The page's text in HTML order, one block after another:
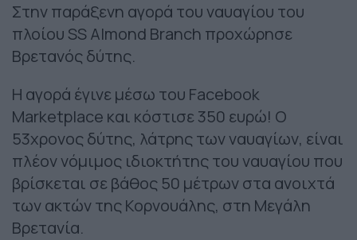
Στην παράξενη αγορά του ναυαγίου του
πλοίου SS Almond Branch προχώρησε
Βρετανός δύτης.
Η αγορά έγινε μέσω του Facebook
Marketplace και κόστισε 350 ευρώ! Ο
53χρονος δύτης, λάτρης των ναυαγίων, είναι
πλέον νόμιμος ιδιοκτήτης του ναυαγίου που
βρίσκεται σε βάθος 50 μέτρων στα ανοιχτά
των ακτών της Κορνουάλης, στη Μεγάλη
Βρετανία.